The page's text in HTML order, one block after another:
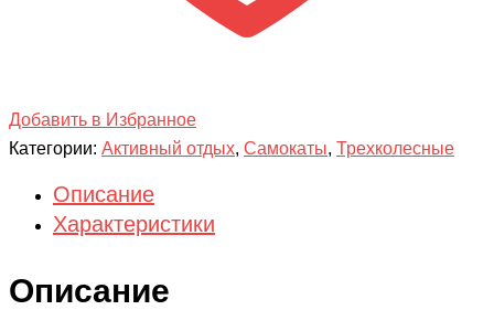
Добавить в Избранное
Категории: Активный отдых, Самокаты, Трехколесные
Описание
Характеристики
Описание